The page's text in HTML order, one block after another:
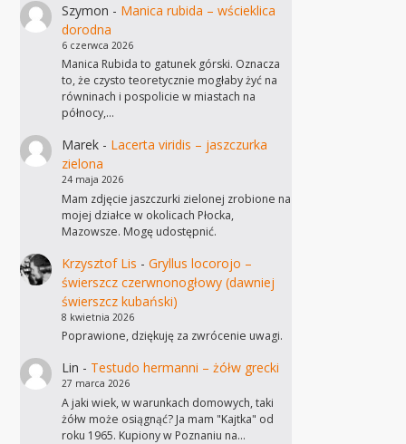
Szymon - Manica rubida – wścieklica
dorodna
6 czerwca 2026
Manica Rubida to gatunek górski. Oznacza
to, że czysto teoretycznie mogłaby żyć na
równinach i pospolicie w miastach na
północy,…
Marek- Lacerta viridis – jaszczurka
zielona
24 maja 2026
Mam zdjęcie jaszczurki zielonej zrobione na
mojej działce w okolicach Płocka,
Mazowsze. Mogę udostępnić.
Krzysztof Lis - Gryllus locorojo –
świerszcz czerwnonogłowy (dawniej
świerszcz kubański)
8 kwietnia 2026
Poprawione, dziękuję za zwrócenie uwagi.
Lin - Testudo hermanni – żółw grecki
27 marca 2026
A jaki wiek, w warunkach domowych, taki
żółw może osiągnąć? Ja mam "Kajtka" od
roku 1965. Kupiony w Poznaniu na…